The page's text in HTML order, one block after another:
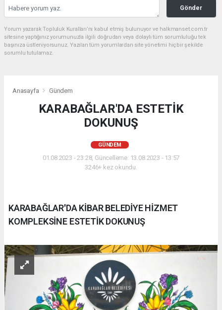
Gönder
Yorum yazarak Topluluk Kuralları’nı kabul etmiş bulunuyor ve halkmanset.com.tr
sitesine yaptığınız yorumunuzla ilgili doğrudan veya dolaylı tüm sorumluluğu tek
başınıza üstleniyorsunuz. Yazılan tüm yorumlardan site yönetimi hiçbir şekilde
sorumlu tutulamaz.
Anasayfa Gündem
KARABAĞLAR'DA ESTETİK
DOKUNUŞ
GÜNDEM
01.08.2023 - 23:28, Güncelleme: 13.08.2023 - 13:57
3246+ kez okundu.
KARABAĞLAR'DA KİBAR BELEDİYE HİZMET
KOMPLEKSİNE ESTETİK DOKUNUŞ